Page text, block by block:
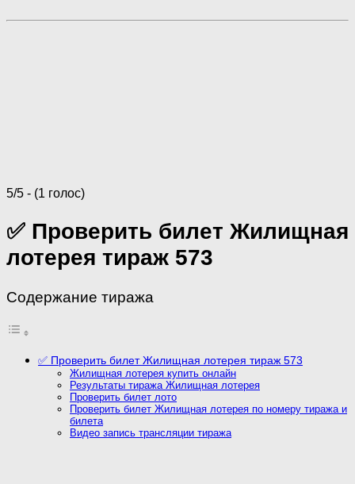
5/5 - (1 голос)
✅ Проверить билет Жилищная
лотерея тираж 573
Содержание тиража
✅ Проверить билет Жилищная лотерея тираж 573
Жилищная лотерея купить онлайн
Результаты тиража Жилищная лотерея
Проверить билет лото
Проверить билет Жилищная лотерея по номеру тиража и
билета
Видео запись трансляции тиража